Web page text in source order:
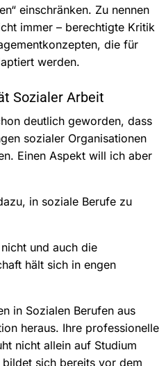
einschränken. Zu nennen
immer – berechtigte Kritik
die für
werden.
Sozialer Arbeit
deutlich geworden, dass
sozialer Organisationen
Einen Aspekt will ich aber
in soziale Berufe zu
und auch die
hält sich in engen
in Sozialen Berufen aus
heraus. Ihre professionelle
nicht allein auf Studium
sich bereits vor dem